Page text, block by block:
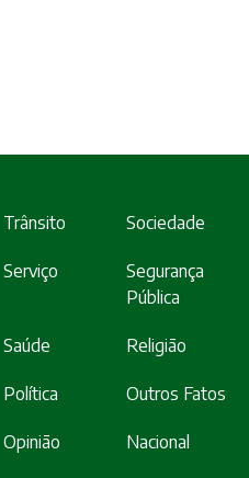
Trânsito Sociedade
Serviço
Segurança
Pública
Saúde Religião
Política Outros Fatos
Opinião Nacional